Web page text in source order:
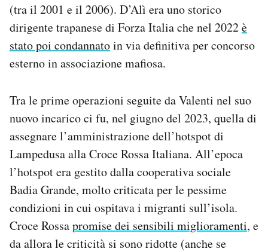
(tra il 2001 e il 2006). D’Alì era uno storico
dirigente trapanese di Forza Italia che nel 2022è
stato poi condannatoin via definitiva per concorso
esterno in associazione mafiosa.
Tra le prime operazioni seguite da Valenti nel suo
nuovo incarico ci fu, nel giugno del 2023, quella di
assegnare l’amministrazione dell’hotspot di
Lampedusa alla Croce Rossa Italiana. All’epoca
l’hotspot era gestito dalla cooperativa sociale
Badia Grande, molto criticata per le pessime
condizioni in cui ospitava i migranti sull’isola.
Croce Rossapromise dei sensibili miglioramenti, e
da allora le criticità si sono ridotte (anche se